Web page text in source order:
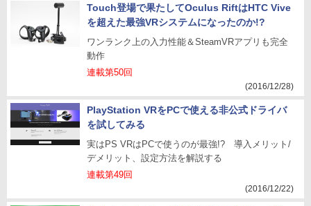
Touch登場で果たしてOculus RiftはHTC Vive
を超えた最強VRシステムになったのか!?
ワンランク上の入力性能＆SteamVRアプリも完全
動作
連載第50回
(2016/12/28)
PlayStation VRをPCで使える非公式ドライバ
を試してみる
実はPS VRはPCで使うのが最強!? 導入メリット/
デメリット、設定方法を解説する
連載第49回
(2016/12/22)